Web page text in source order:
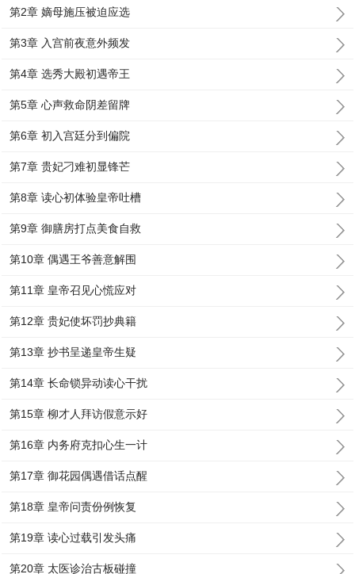
第2章 嫡母施压被迫应选
第3章 入宫前夜意外频发
第4章 选秀大殿初遇帝王
第5章 心声救命阴差留牌
第6章 初入宫廷分到偏院
第7章 贵妃刁难初显锋芒
第8章 读心初体验皇帝吐槽
第9章 御膳房打点美食自救
第10章 偶遇王爷善意解围
第11章 皇帝召见心慌应对
第12章 贵妃使坏罚抄典籍
第13章 抄书呈递皇帝生疑
第14章 长命锁异动读心干扰
第15章 柳才人拜访假意示好
第16章 内务府克扣心生一计
第17章 御花园偶遇借话点醒
第18章 皇帝问责份例恢复
第19章 读心过载引发头痛
第20章 太医诊治古板碰撞